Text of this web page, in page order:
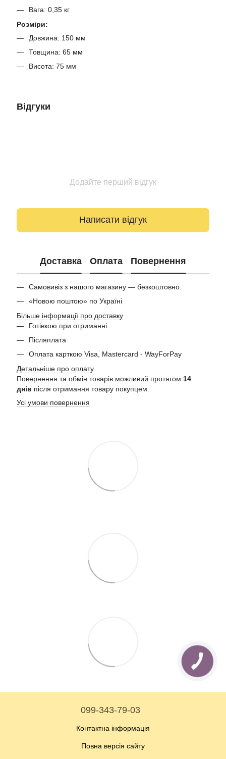
Вага: 0,35 кг
Розміри:
Довжина: 150 мм
Товщина: 65 мм
Висота: 75 мм
Відгуки
Додайте перший відгук
Написати відгук
Доставка Оплата Повернення
Самовивіз з нашого магазину — безкоштовно.
«Новою поштою» по Україні
Більше інформації про доставку
Готівкою при отриманні
Післяплата
Оплата карткою Visa, Mastercard - WayForPay
Детальніше про оплату
Повернення та обмін товарів можливий протягом 14
днів після отримання товару покупцем.
Усі умови повернення
099-343-79-03
Контактна інформація
Повна версія сайту